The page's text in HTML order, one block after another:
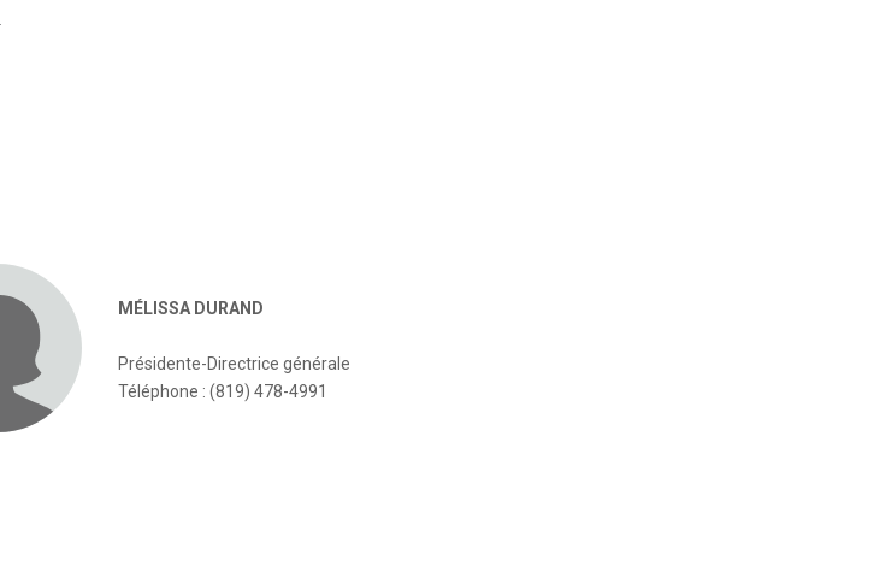
MÉLISSA DURAND
Présidente-Directrice générale
Téléphone : (819) 478-4991